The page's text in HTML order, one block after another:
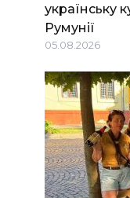
українську
Румунії
05.08.2026